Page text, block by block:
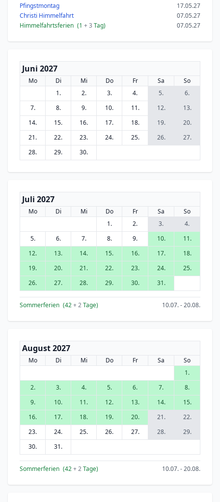
Pfingstmontag
17.05.27
Christi Himmelfahrt
07.05.27
Himmelfahrtsferien (1 + 3 Tag) 07.05.27
Juni 2027
Mo Di Mi Do Fr Sa
So
1.
2. 3. 4. 5.
6.
7.
8. 9. 10. 11. 12.
13.
14.
15. 16. 17. 18. 19.
20.
21.
22. 23. 24. 25. 26.
27.
28.
29. 30.
Juli 2027
Mo Di Mi Do Fr Sa
So
1.
2. 3.
4.
5.
6. 7. 8. 9. 10.
11.
12.
13. 14. 15. 16. 17.
18.
19.
20. 21. 22. 23. 24.
25.
26.
27. 28. 29. 30. 31.
Sommerferien (42+ 2Tage) 10.07. - 20.08.
August 2027
Mo Di Mi Do Fr Sa
So
1.
2.
3. 4. 5. 6. 7.
8.
9.
10. 11. 12. 13. 14.
15.
16.
17. 18. 19. 20. 21.
22.
23.
24. 25. 26. 27. 28.
29.
30.
31.
Sommerferien (42+ 2Tage) 10.07. - 20.08.